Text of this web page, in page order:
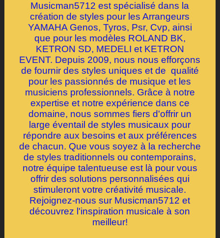
Musicman5712 est spécialisé dans la
création de styles pour les Arrangeurs
YAMAHA Genos, Tyros, Psr, Cvp, ainsi
que pour les modèles ROLAND BK,
KETRON SD, MEDELI et KETRON
EVENT. Depuis 2009, nous nous efforçons
de fournir des styles uniques et de qualité
pour les passionnés de musique et les
musiciens professionnels. Grâce à notre
expertise et notre expérience dans ce
domaine, nous sommes fiers d'offrir un
large éventail de styles musicaux pour
répondre aux besoins et aux préférences
de chacun. Que vous soyez à la recherche
de styles traditionnels ou contemporains,
notre équipe talentueuse est là pour vous
offrir des solutions personnalisées qui
stimuleront votre créativité musicale.
Rejoignez-nous sur Musicman5712 et
découvrez l'inspiration musicale à son
meilleur!